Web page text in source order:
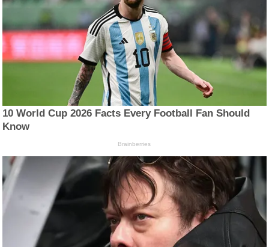
10 World Cup 2026 Facts Every Football Fan Should
Know
Brainberries